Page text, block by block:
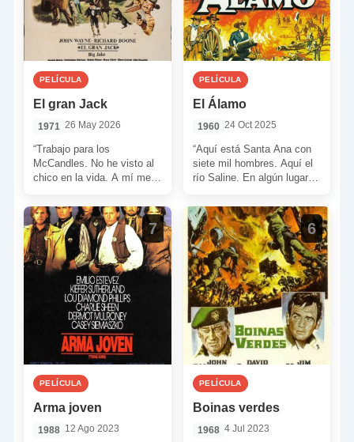
PELÍCULA
El gran Jack
1971 26 May 2026
“Trabajo para los
McCandles. No he visto al
chico en la vida. A mí me
[…]
PELÍCULA
El Álamo
1960 24 Oct 2025
“Aquí está Santa Ana con
siete mil hombres. Aquí el
río Saline. En algún lugar
[…]
7
PELÍCULA
Arma joven
1988 12 Ago 2023
6
PELÍCULA
Boinas verdes
1968 4 Jul 2023